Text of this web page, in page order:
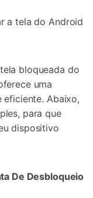
a tela do Android
bloqueada do
uma
eficiente. Abaixo,
para que
dispositivo
De Desbloqueio